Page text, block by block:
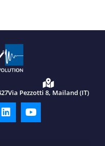
Via Pezzotti 8, Mailand (IT)